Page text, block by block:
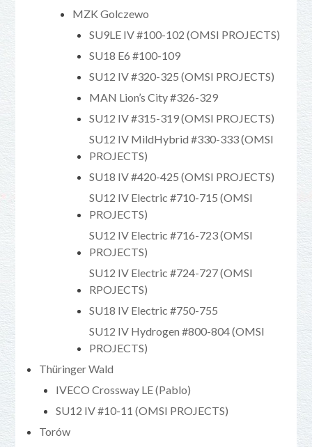
MZK Golczewo
SU9LE IV #100-102 (OMSI PROJECTS)
SU18 E6 #100-109
SU12 IV #320-325 (OMSI PROJECTS)
MAN Lion’s City #326-329
SU12 IV #315-319 (OMSI PROJECTS)
SU12 IV MildHybrid #330-333 (OMSI
PROJECTS)
SU18 IV #420-425 (OMSI PROJECTS)
SU12 IV Electric #710-715 (OMSI
PROJECTS)
SU12 IV Electric #716-723 (OMSI
PROJECTS)
SU12 IV Electric #724-727 (OMSI
RPOJECTS)
SU18 IV Electric #750-755
SU12 IV Hydrogen #800-804 (OMSI
PROJECTS)
Thüringer Wald
IVECO Crossway LE (Pablo)
SU12 IV #10-11 (OMSI PROJECTS)
Torów